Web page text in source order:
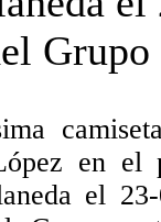
en el
el